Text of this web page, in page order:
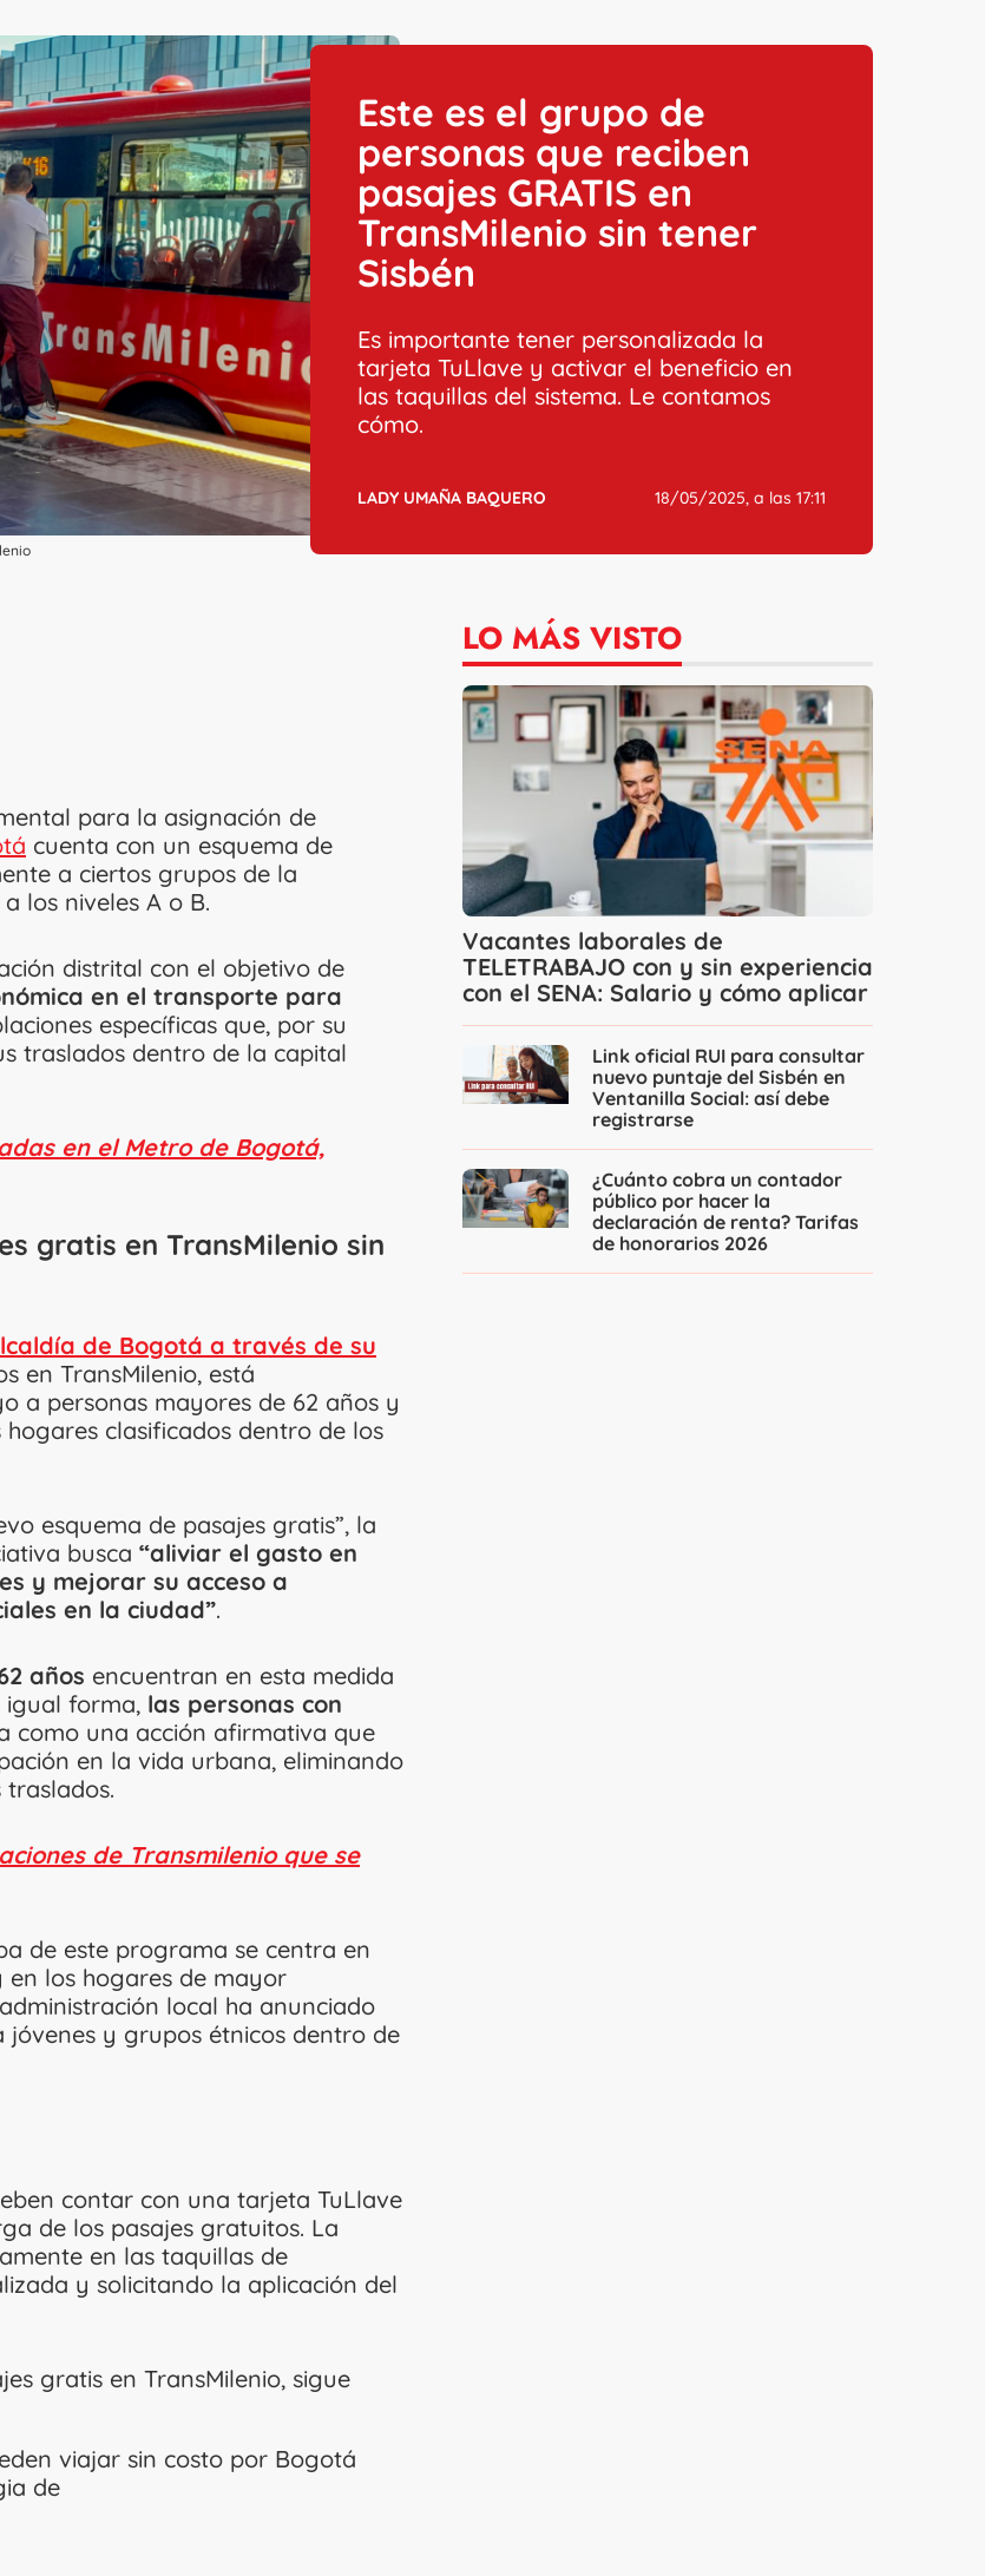
Este es el grupo de
personas que reciben
pasajes GRATIS en
TransMilenio sin tener
Sisbén
Es importante tener personalizada la
tarjeta TuLlave y activar el beneficio en
las taquillas del sistema. Le contamos
cómo.
LADY UMAÑA BAQUERO 18/05/2025, a las 17:11
para la asignación de
cuenta con un esquema de
a ciertos grupos de la
los niveles A o B.
distrital con el objetivo de
en el transporte para
específicas que, por su
traslados dentro de la capital
en el Metro de Bogotá,
gratis en TransMilenio sin
de Bogotá a través de su
en TransMilenio, está
a personas mayores de 62 años y
clasificados dentro de los
esquema de pasajes gratis”, la
busca “aliviar el gasto en
y mejorar su acceso a
en la ciudad”.
años encuentran en esta medida
igual forma, las personas con
como una acción afirmativa que
en la vida urbana, eliminando
de Transmilenio que se
de este programa se centra en
en los hogares de mayor
local ha anunciado
y grupos étnicos dentro de
contar con una tarjeta TuLlave
de los pasajes gratuitos. La
en las taquillas de
y solicitando la aplicación del
gratis en TransMilenio, sigue
viajar sin costo por Bogotá
de
LO MÁS VISTO
Vacantes laborales de
TELETRABAJO con y sin experiencia
con el SENA: Salario y cómo aplicar
Link oficial RUI para consultar
nuevo puntaje del Sisbén en
Ventanilla Social: así debe
registrarse
¿Cuánto cobra un contador
público por hacer la
declaración de renta? Tarifas
de honorarios 2026